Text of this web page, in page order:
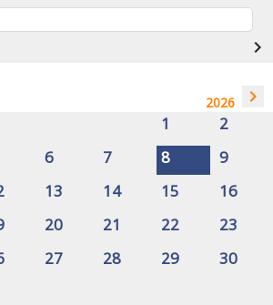
navigate_next
2026 navigate_next
1
2
6 7 8
9
13 14 15
16
20 21 22
23
27 28 29
30